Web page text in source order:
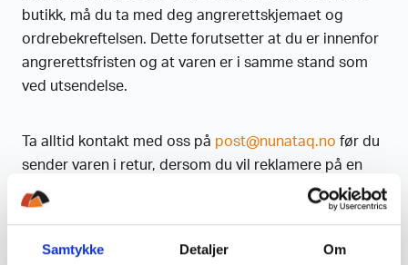
Samtykke Detaljer Om
butikk, må du ta med deg angrerettskjemaet og
ordrebekreftelsen. Dette forutsetter at du er innenfor
angrerettsfristen og at varen er i samme stand som
ved utsendelse.
Ta alltid kontakt med oss på post@nunataq.no før du
sender varen i retur, dersom du vil reklamere på en
vare. Ny eller riktig vare, vil sendes rasket mulig etter
at vi har mottatt varen med feil eller mangler fra deg.